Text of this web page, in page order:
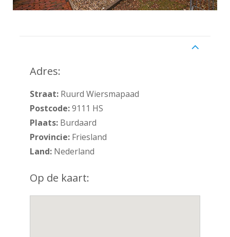
Adres:
Straat: Ruurd Wiersmapaad
Postcode:9111 HS
Plaats: Burdaard
Provincie: Friesland
Land: Nederland
Op de kaart: